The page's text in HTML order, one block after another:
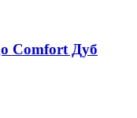
Comfort Дуб